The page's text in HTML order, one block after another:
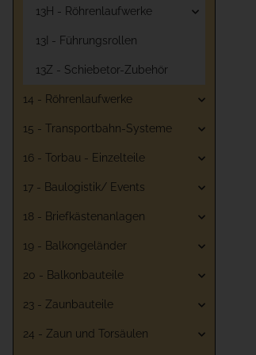
13H - Röhrenlaufwerke
13I - Führungsrollen
13Z - Schiebetor-Zubehör
14 - Röhrenlaufwerke
15 - Transportbahn-Systeme
16 - Torbau - Einzelteile
17 - Baulogistik/ Events
18 - Briefkästenanlagen
19 - Balkongeländer
20 - Balkonbauteile
23 - Zaunbauteile
24 - Zaun und Torsäulen